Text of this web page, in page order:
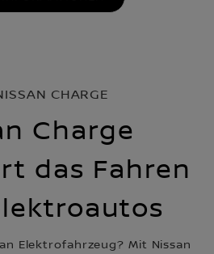
CHARGE
Charge
das Fahren
Elektrofahrzeug? Mit Nissan